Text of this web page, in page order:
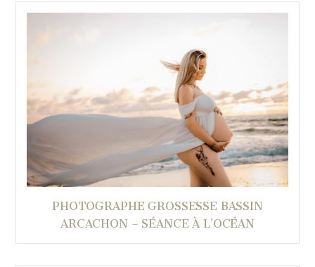
PHOTOGRAPHE GROSSESSE BASSIN
ARCACHON – SÉANCE À L’OCÉAN